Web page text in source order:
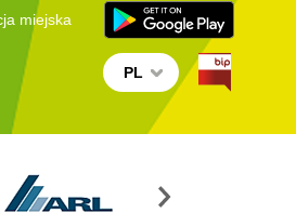
miejska
PL